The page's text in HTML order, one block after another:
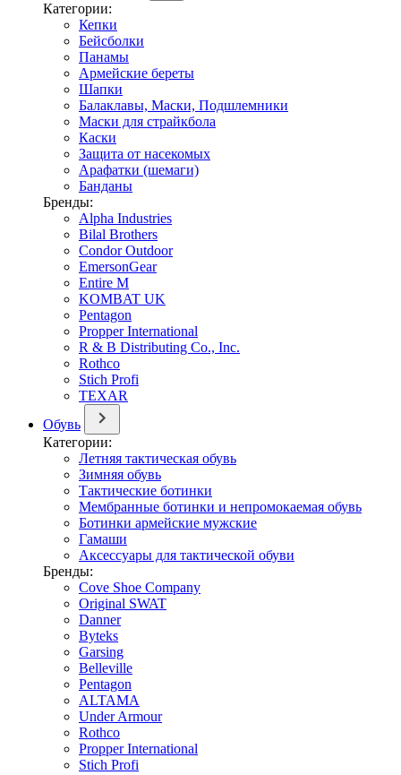
Категории:
Кепки
Бейсболки
Панамы
Армейские береты
Шапки
Балаклавы, Маски, Подшлемники
Маски для страйкбола
Каски
Защита от насекомых
Арафатки (шемаги)
Банданы
Бренды:
Alpha Industries
Bilal Brothers
Condor Outdoor
EmersonGear
Entire M
KOMBAT UK
Pentagon
Propper International
R & B Distributing Co., Inc.
Rothco
Stich Profi
TEXAR
Обувь
Категории:
Летняя тактическая обувь
Зимняя обувь
Тактические ботинки
Мембранные ботинки и непромокаемая обувь
Ботинки армейские мужские
Гамаши
Аксессуары для тактической обуви
Бренды:
Cove Shoe Company
Original SWAT
Danner
Byteks
Garsing
Belleville
Pentagon
ALTAMA
Under Armour
Rothco
Propper International
Stich Profi